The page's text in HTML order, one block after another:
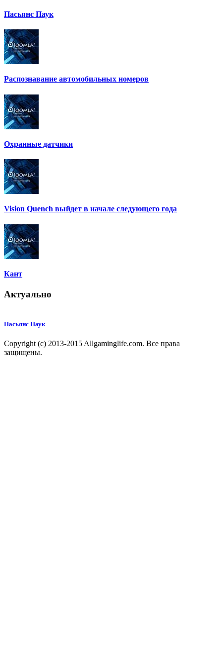
Пасьянс Паук
Распознавание автомобильных номеров
Охранные датчики
Vision Quench выйдет в начале следующего года
Кант
Актуально
Пасьянс Паук
Copyright (c) 2013-2015 Allgaminglife.com. Все права
защищены.